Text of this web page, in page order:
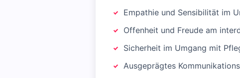
Empathie und Sensibilität im
Offenheit und Freude am
Sicherheit im Umgang mit
Ausgeprägtes